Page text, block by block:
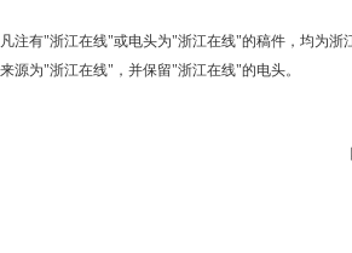
凡注有"浙江在线"或电头为"浙江在线"的稿件，均为
来源为"浙江在线"，并保留"浙江在线"的电头。